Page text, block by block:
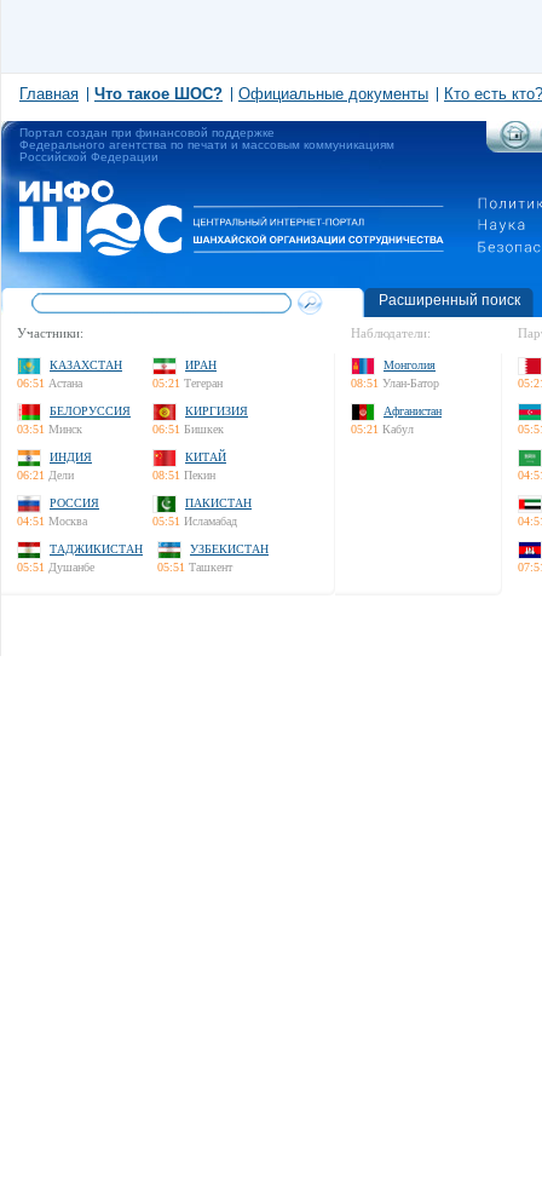
Главная Что такое ШОС? Официальные документы Кто есть кто?
Портал создан при финансовой поддержке
Федерального агентства по печати и массовым коммуникациям
Российской Федерации
Расширенный поиск
Участники:
КАЗАХСТАН
06:51 Астана
ИРАН
05:21 Тегеран
БЕЛОРУССИЯ
03:51 Минск
КИРГИЗИЯ
06:51 Бишкек
ИНДИЯ
06:21 Дели
КИТАЙ
08:51 Пекин
РОССИЯ
04:51 Москва
ПАКИСТАН
05:51 Исламабад
ТАДЖИКИСТАН
05:51 Душанбе
УЗБЕКИСТАН
05:51 Ташкент
Наблюдатели:
Монголия
08:51 Улан-Батор
Афганистан
05:21 Кабул